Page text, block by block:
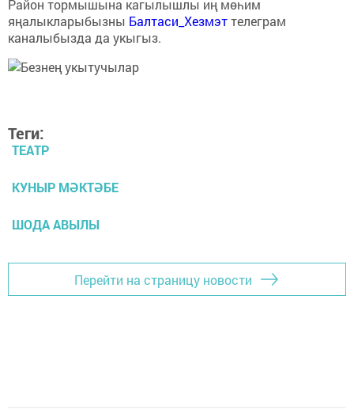
Район тормышына кагылышлы иң мөһим
яңалыкларыбызны Балтаси_Хезмэттелеграм
каналыбызда да укыгыз.
Теги:
ТЕАТР
КУНЫР МӘКТӘБЕ
ШОДА АВЫЛЫ
Перейти на страницу новости